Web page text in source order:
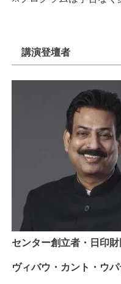
講演登壇者
センター創立者・日印
ヴィバウ・カント・ウ